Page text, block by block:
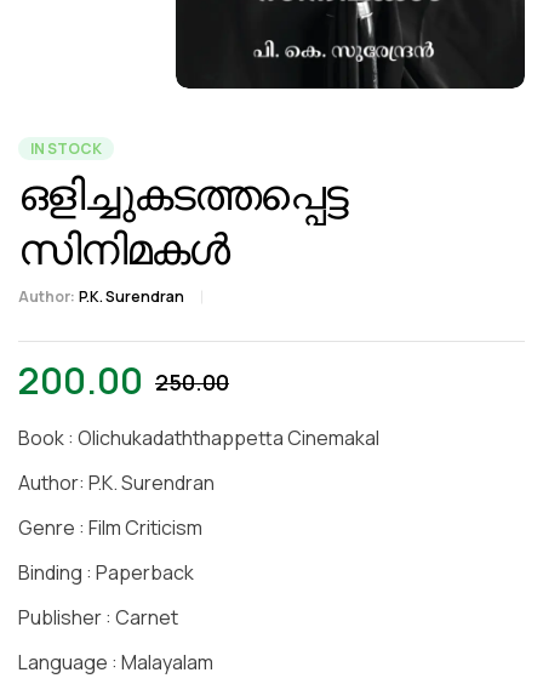
IN STOCK
ഒളിച്ചുകടത്തപ്പെട്ട
സിനിമകൾ
Author: P.K. Surendran
250.00
200.00
Book : Olichukadaththappetta Cinemakal
Author: P.K. Surendran
Genre : Film Criticism
Binding : Paperback
Publisher : Carnet
Language : Malayalam